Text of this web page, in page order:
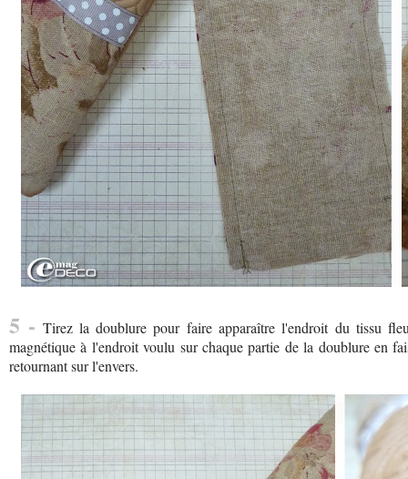
5 - Tirez la doublure pour faire apparaître l'endroit du tissu
magnétique à l'endroit voulu sur chaque partie de la doublure en
retournant sur l'envers.